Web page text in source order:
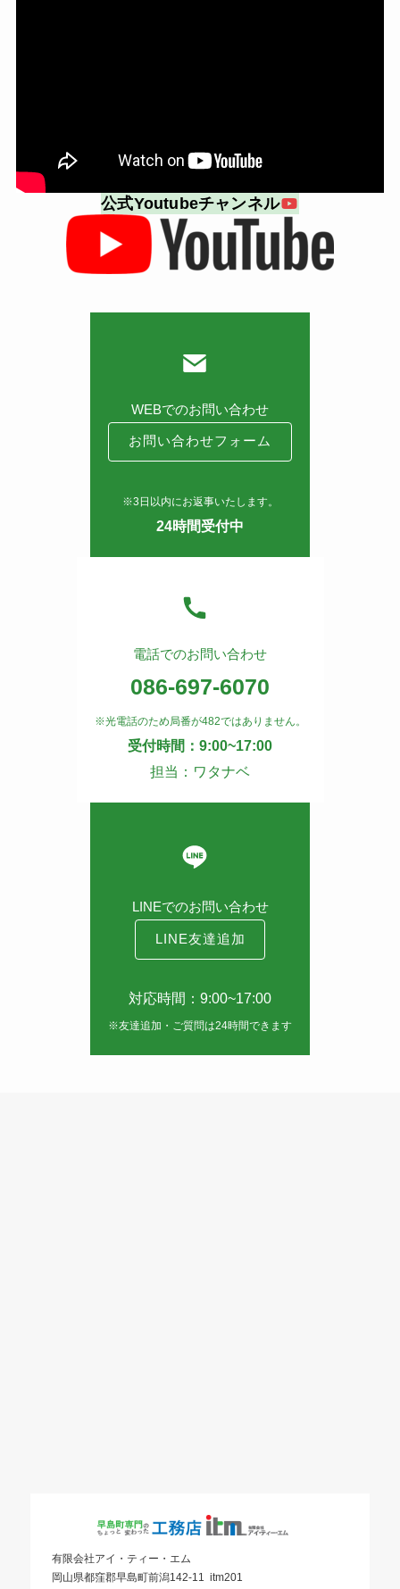
公式Youtubeチャンネル
WEBでのお問い合わせ
お問い合わせフォーム
※3日以内にお返事いたします。
24時間受付中
電話でのお問い合わせ
086-697-6070
※光電話のため局番が482ではありません。
受付時間：9:00~17:00
担当：ワタナベ
LINEでのお問い合わせ
LINE友達追加
対応時間：9:00~17:00
※友達追加・ご質問は24時間できます
有限会社アイ・ティー・エム
岡山県都窪郡早島町前潟142-11 itm201